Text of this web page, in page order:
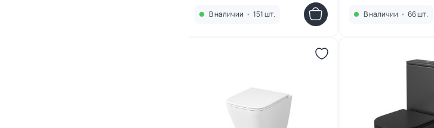
В наличии • 151 шт. В наличии • 66 шт.